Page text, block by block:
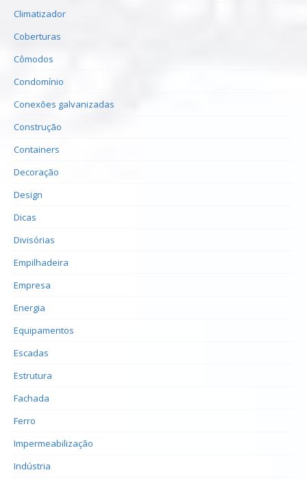
Climatizador
Coberturas
Cômodos
Condomínio
Conexões galvanizadas
Construção
Containers
Decoração
Design
Dicas
Divisórias
Empilhadeira
Empresa
Energia
Equipamentos
Escadas
Estrutura
Fachada
Ferro
Impermeabilização
Indústria